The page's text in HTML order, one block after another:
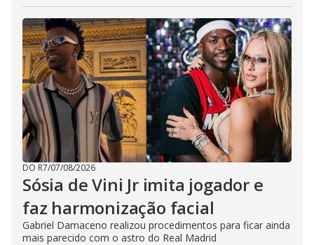
DO R7/07/08/2026
Sósia de Vini Jr imita jogador e
faz harmonização facial
Gabriel Damaceno realizou procedimentos para ficar ainda
mais parecido com o astro do Real Madrid